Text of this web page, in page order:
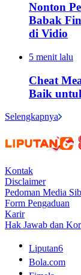
Nonton
Babak
di Vidio
5 menit lalu
Cheat
Baik
Selengkapnya
Kontak
Disclaimer
Pedoman Media
Form Pengaduan
Karir
Hak Jawab dan
Liputan6
Bola.com